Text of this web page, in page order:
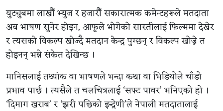
युट्युबमा लाखौँ भ्युज र हजारौँ सकारात्मक कमेन्टहरूले मतदाता
अब भाषण सुनेर होइन, आफूले भोगेको सास्तीलाई फिल्ममा देखेर
र त्यसको विकल्प खोज्दै मतदान केन्द्र पुग्छन् र विकल्प खोज्ने त
होइनन् भन्ने संकेत देखिन्छ ।
मानिसलाई तथ्यांक वा भाषणले भन्दा कथा वा भिडियोले चाँडो
प्रभाव पार्छ । त्यसैले त चलचित्रलाई ‘सफ्ट पावर’ भनिएको हो ।
‘दिमाग खराब’ र ‘झरी पछिको इन्द्रेणी’ले नेपाली मतदातालाई